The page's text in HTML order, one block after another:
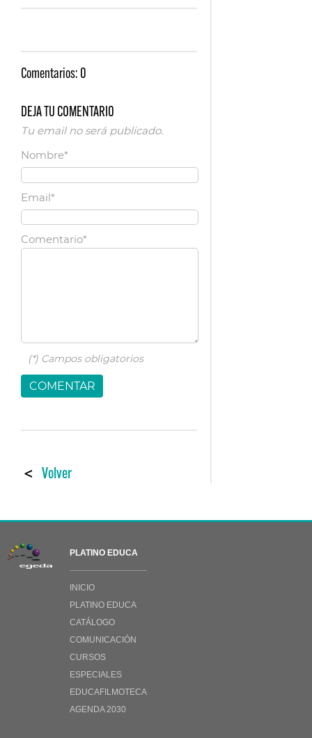
Comentarios: 0
DEJA TU COMENTARIO
Tu email no será publicado.
Nombre*
Email*
Comentario*
(*) Campos obligatorios
COMENTAR
< Volver
PLATINO EDUCA
INICIO
PLATINO EDUCA
CATÁLOGO
COMUNICACIÓN
CURSOS
ESPECIALES
EDUCAFILMOTECA
AGENDA 2030